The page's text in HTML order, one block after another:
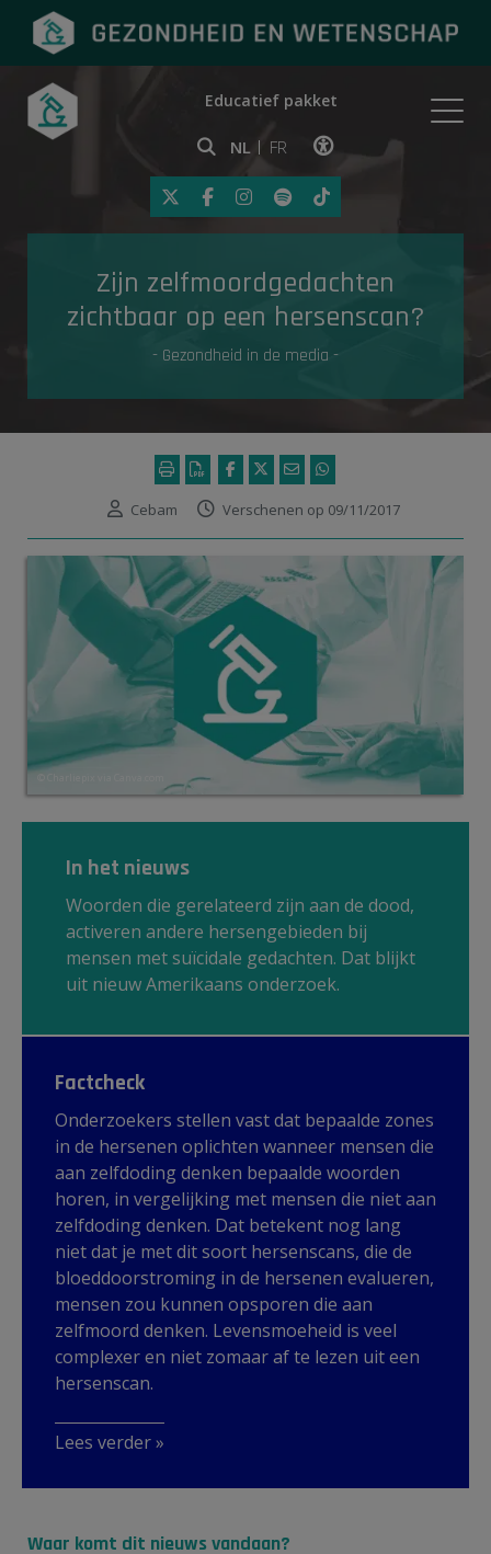
Onderwerpen
Gezondheid in de media
Educatief pakket
NL FR
Klik op deze link om
Zijn zelfmoordgedachten
zichtbaar op een hersenscan?
- Gezondheid in de media -
Cebam Verschenen op 09/11/2017
In het nieuws
Woorden die gerelateerd zijn aan de dood,
activeren andere hersengebieden bij
mensen met suïcidale gedachten. Dat blijkt
uit nieuw Amerikaans onderzoek.
Factcheck
Onderzoekers stellen vast dat bepaalde zones
in de hersenen oplichten wanneer mensen die
aan zelfdoding denken bepaalde woorden
horen, in vergelijking met mensen die niet aan
zelfdoding denken. Dat betekent nog lang
niet dat je met dit soort hersenscans, die de
bloeddoorstroming in de hersenen evalueren,
mensen zou kunnen opsporen die aan
zelfmoord denken. Levensmoeheid is veel
complexer en niet zomaar af te lezen uit een
hersenscan.
Lees verder »
Waar komt dit nieuws vandaan?